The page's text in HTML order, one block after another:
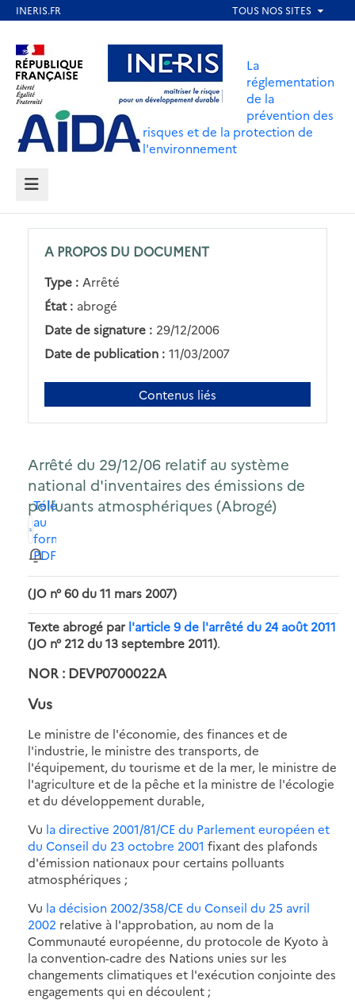
contenu
principal
Aller au contenu Aller au menu
Aller au pied de page
La
réglementation
de la
prévention des
risques et de la protection de
l'environnement
MENU
A PROPOS DU DOCUMENT
Type : Arrêté
État : abrogé
Date de signature : 29/12/2006
Date de publication : 11/03/2007
Contenus liés
Arrêté du 29/12/06 relatif au système
national d'inventaires des émissions de
polluants atmosphériques (Abrogé)
Télécharger
au
format
PDF
(JO n° 60 du 11 mars 2007)
Texte abrogé par l'article 9 de l'arrêté du 24 août 2011
(JO n° 212 du 13 septembre 2011).
NOR : DEVP0700022A
Vus
Le ministre de l'économie, des finances et de
l'industrie, le ministre des transports, de
l'équipement, du tourisme et de la mer, le ministre de
l'agriculture et de la pêche et la ministre de l'écologie
et du développement durable,
Vu la directive 2001/81/CE du Parlement européen et
du Conseil du 23 octobre 2001 fixant des plafonds
d'émission nationaux pour certains polluants
atmosphériques ;
Vu la décision 2002/358/CE du Conseil du 25 avril
2002 relative à l'approbation, au nom de la
Communauté européenne, du protocole de Kyoto à
la convention-cadre des Nations unies sur les
changements climatiques et l'exécution conjointe des
engagements qui en découlent ;